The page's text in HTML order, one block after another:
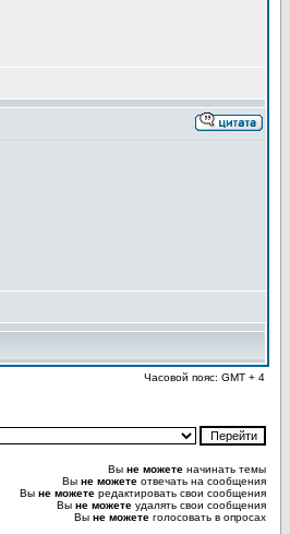
Часовой пояс: GMT + 4
Вы не можете начинать темы
Вы не можете отвечать на сообщения
Вы не можете редактировать свои сообщения
Вы не можете удалять свои сообщения
Вы не можете голосовать в опросах